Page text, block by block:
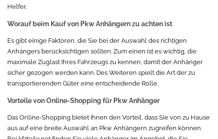
Helfer.
Worauf beim Kauf von Pkw Anhängern zu achten ist
Es gibt einige Faktoren, die Sie bei der Auswahl des richtigen
Anhängers berücksichtigen sollten. Zum einen ist es wichtig, die
maximale Zuglast Ihres Fahrzeugs zu kennen, damit der Anhänger
sicher gezogen werden kann. Des Weiteren spielt die Art der zu
transportierenden Güter eine entscheidende Rolle.
Vorteile von Online-Shopping für Pkw Anhänger
Das Online-Shopping bietet Ihnen den Vorteil, dass Sie von zu Hause
aus auf eine breite Auswahl an Pkw Anhängern zugreifen können.